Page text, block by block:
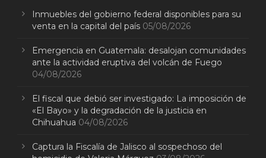
Inmuebles del gobierno federal disponibles para su
venta en la capital del país 05/08/2026
Emergencia en Guatemala: desalojan comunidades
ante la actividad eruptiva del volcán de Fuego
04/08/2026
El fiscal que debió ser investigado: La imposición de
«El Bayo» y la degradación de la justicia en
Chihuahua 04/08/2026
Captura la Fiscalía de Jalisco al sospechoso del